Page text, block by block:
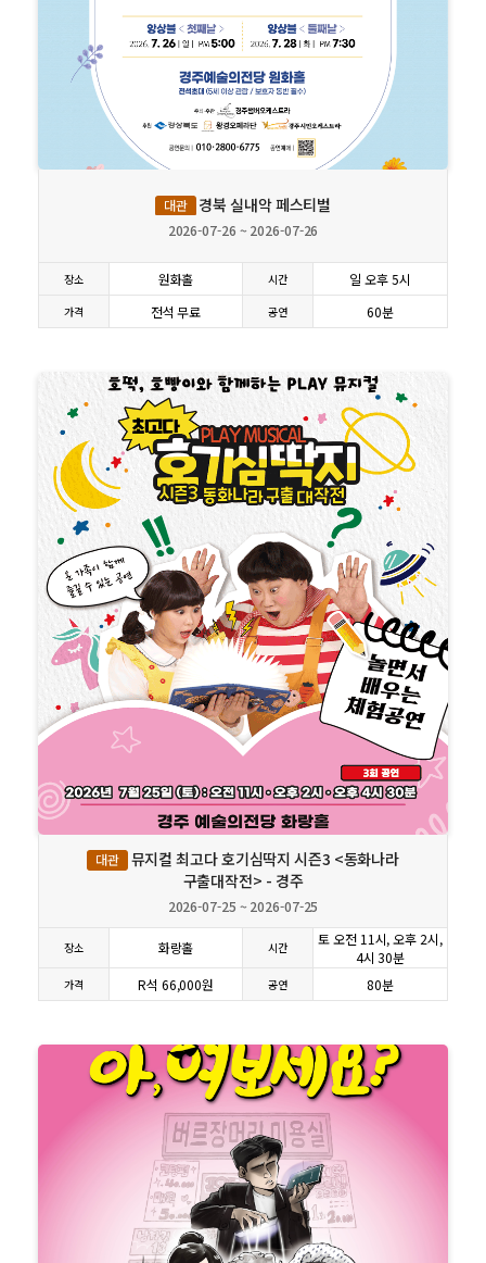
상세보기
대관 경북 실내악 페스티벌
2026-07-26 ~ 2026-07-26
장소 원화홀 시간 일 오후 5시
가격 전석 무료 공연 60분
상세보기
대관 뮤지컬 최고다 호기심딱지 시즌3 <동화나라
구출대작전> - 경주
2026-07-25 ~ 2026-07-25
장소 화랑홀 시간
토 오전 11시, 오후 2시,
4시 30분
가격 R석 66,000원 공연 80분